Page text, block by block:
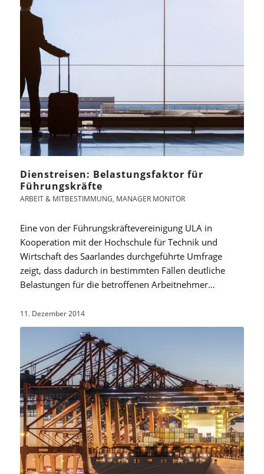
Dienstreisen: Belastungsfaktor für
Führungskräfte
ARBEIT & MITBESTIMMUNG, MANAGER MONITOR
Eine von der Führungskräftevereinigung ULA in
Kooperation mit der Hochschule für Technik und
Wirtschaft des Saarlandes durchgeführte Umfrage
zeigt, dass dadurch in bestimmten Fällen deutliche
Belastungen für die betroffenen Arbeitnehmer…
11. Dezember 2014